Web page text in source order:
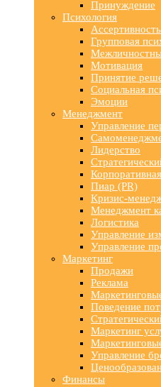
Принуждение
Психология
Групповая
Мотивация
Принятие
Социальная
Эмоции
Менеджмент
Управление
Лидерство
Пиар (PR)
Кризис-
Менеджмент
Логистика
Управление
Управление
Маркетинг
Продажи
Реклама
Поведение
Маркетинг
Управление
Финансы